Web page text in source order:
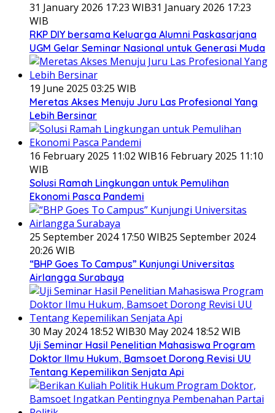
31 January 2026 17:23 WIB31 January 2026 17:23
WIB
RKP DIY bersama Keluarga Alumni Paskasarjana
UGM Gelar Seminar Nasional untuk Generasi Muda
19 June 2025 03:25 WIB
Meretas Akses Menuju Juru Las Profesional Yang
Lebih Bersinar
16 February 2025 11:02 WIB16 February 2025 11:10
WIB
Solusi Ramah Lingkungan untuk Pemulihan
Ekonomi Pasca Pandemi
25 September 2024 17:50 WIB25 September 2024
20:26 WIB
“BHP Goes To Campus” Kunjungi Universitas
Airlangga Surabaya
30 May 2024 18:52 WIB30 May 2024 18:52 WIB
Uji Seminar Hasil Penelitian Mahasiswa Program
Doktor Ilmu Hukum, Bamsoet Dorong Revisi UU
Tentang Kepemilikan Senjata Api